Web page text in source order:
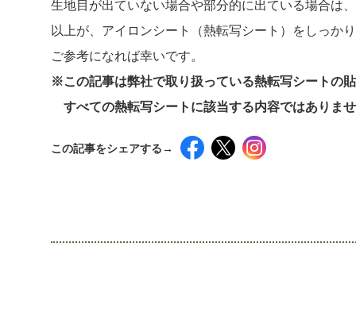
生地目が出ていない場合や部分的に出ている場合は
以上が、アイロンシート（熱転写シート）をしっか
ご参考になれば幸いです。
※この記事は弊社で取り扱っている熱転写シートの
すべての熱転写シートに該当する内容ではありま
この記事をシェアする→